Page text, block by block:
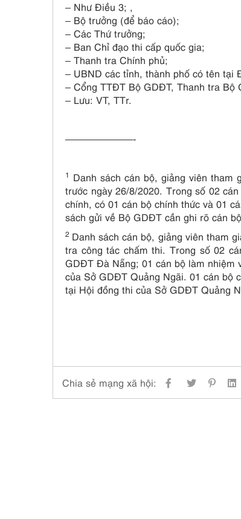
– Như Điều 3; ,
– Bộ trưởng (để báo cáo);
– Các Thứ trưởng;
– Ban Chỉ đạo thi cấp quốc gia;
– Thanh tra Chính phủ;
– UBND các tỉnh, thành phố có tên tại
– Cổng TTĐT Bộ GDĐT, Thanh tra Bộ
– Lưu: VT, TTr.
———————-
1 Danh sách cán bộ, giảng viên
trước ngày 26/8/2020. Trong số 02
chính, có 01 cán bộ chính thức và 01
sách gửi về Bộ GDĐT cần ghi rõ cán
2 Danh sách cán bộ, giảng viên tham
tra công tác chấm thi. Trong số 02
GDĐT Đà Nẵng; 01 cán bộ làm nhiệm
của Sở GDĐT Quảng Ngãi. 01 cán bộ
tại Hội đồng thi của Sở GDĐT Quảng
Chia sẻ mạng xã hội: